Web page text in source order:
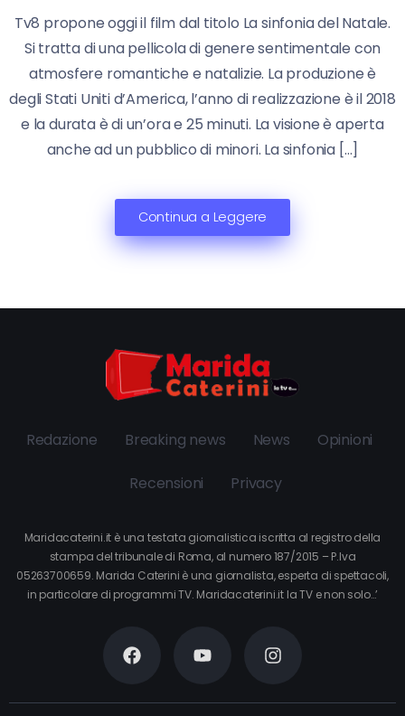
Tv8 propone oggi il film dal titolo La sinfonia del Natale.
Si tratta di una pellicola di genere sentimentale con
atmosfere romantiche e natalizie. La produzione è
degli Stati Uniti d’America, l’anno di realizzazione è il 2018
e la durata è di un’ora e 25 minuti. La visione è aperta
anche ad un pubblico di minori. La sinfonia […]
Continua a Leggere
Redazione Breaking news News Opinioni
Recensioni Privacy
Maridacaterini.it è una testata giornalistica iscritta al registro della
stampa del tribunale di Roma, al numero 187/2015 – P.Iva
05263700659. Marida Caterini è una giornalista, esperta di spettacoli,
in particolare di programmi TV. Maridacaterini.it la TV e non solo…’